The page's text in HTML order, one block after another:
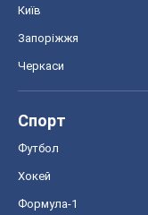
Київ
Запоріжжя
Черкаси
Спорт
Футбол
Хокей
Формула-1